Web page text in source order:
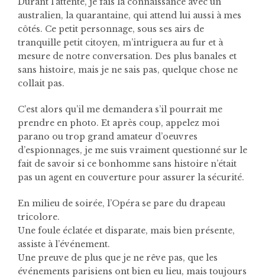
australien, la quarantaine, qui attend lui aussi à mes
côtés. Ce petit personnage, sous ses airs de
tranquille petit citoyen, m’intriguera au fur et à
mesure de notre conversation. Des plus banales et
sans histoire, mais je ne sais pas, quelque chose ne
collait pas.
C’est alors qu’il me demandera s’il pourrait me
prendre en photo. Et après coup, appelez moi
parano ou trop grand amateur d’oeuvres
d’espionnages, je me suis vraiment questionné sur le
fait de savoir si ce bonhomme sans histoire n’était
pas un agent en couverture pour assurer la sécurité.
En milieu de soirée, l’Opéra se pare du drapeau
tricolore.
Une foule éclatée et disparate, mais bien présente,
assiste à l’événement.
Une preuve de plus que je ne rêve pas, que les
événements parisiens ont bien eu lieu, mais toujours